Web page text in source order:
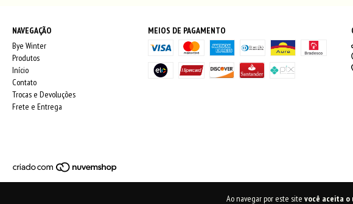
Ao navegar por este site você aceita o
NAVEGAÇÃO
Bye Winter
Produtos
Início
Contato
Trocas e Devoluções
Frete e Entrega
MEIOS DE PAGAMENTO